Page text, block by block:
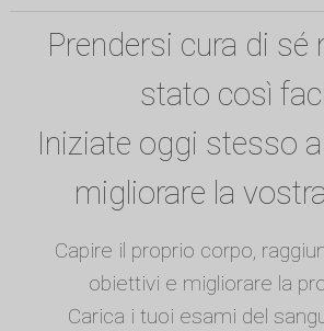
Prendersi cura di sé
stato così
Iniziate oggi stesso
migliorare la
Capire il proprio corpo,
obiettivi e migliorare la
Carica i tuoi esami del